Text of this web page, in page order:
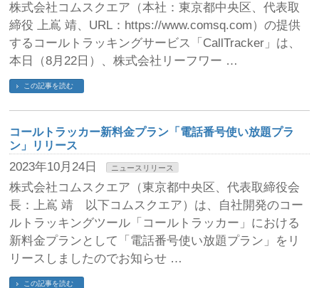
株式会社コムスクエア（本社：東京都中央区、代表取
締役 上嶌 靖、URL：https://www.comsq.com）の提供
するコールトラッキングサービス「CallTracker」は、
本日（8月22日）、株式会社リーフワー …
この記事を読む
コールトラッカー新料金プラン「電話番号使い放題プラ
ン」リリース
2023年10月24日 ニュースリリース
株式会社コムスクエア（東京都中央区、代表取締役会
長：上嶌 靖 以下コムスクエア）は、自社開発のコー
ルトラッキングツール「コールトラッカー」における
新料金プランとして「電話番号使い放題プラン」をリ
リースしましたのでお知らせ …
この記事を読む